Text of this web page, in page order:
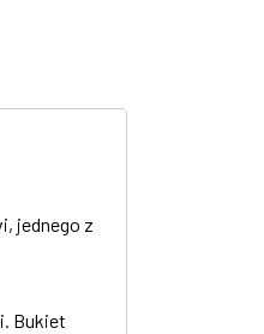
jednego z
Bukiet